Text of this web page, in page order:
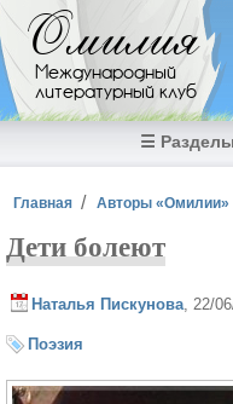
Перейти к основному
Омилия
Международный
литературный клуб
☰
Вы здесь
Главная Авторы «Омилии»
Дети болеют
Наталья Пискунова , 22/
Поэзия